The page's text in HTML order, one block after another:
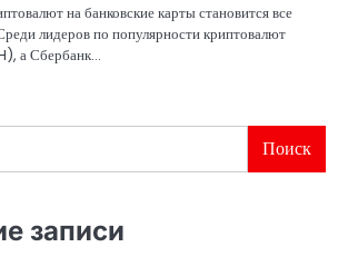
на банковские карты становится все
лидеров по популярности криптовалют
а Сбербанк…
Поиск
записи